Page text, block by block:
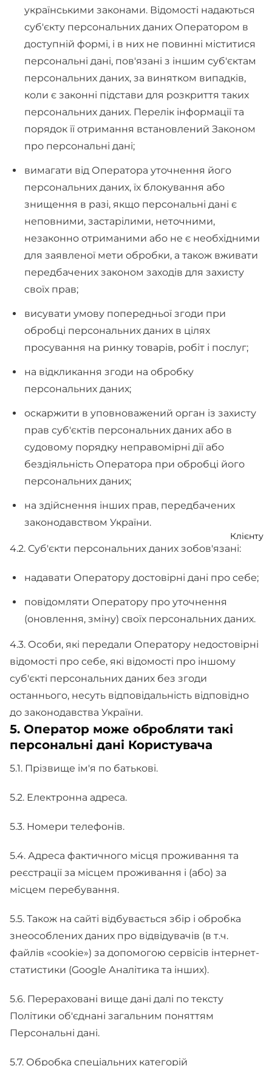
Клієнту
українськими законами. Відомості надаються
суб'єкту персональних даних Оператором в
доступній формі, і в них не повинні міститися
персональні дані, пов'язані з іншим суб'єктам
персональних даних, за винятком випадків,
коли є законні підстави для розкриття таких
персональних даних. Перелік інформації та
порядок її отримання встановлений Законом
про персональні дані;
вимагати від Оператора уточнення його
персональних даних, їх блокування або
знищення в разі, якщо персональні дані є
неповними, застарілими, неточними,
незаконно отриманими або не є необхідними
для заявленої мети обробки, а також вживати
передбачених законом заходів для захисту
своїх прав;
висувати умову попередньої згоди при
обробці персональних даних в цілях
просування на ринку товарів, робіт і послуг;
на відкликання згоди на обробку
персональних даних;
оскаржити в уповноважений орган із захисту
прав суб'єктів персональних даних або в
судовому порядку неправомірні дії або
бездіяльність Оператора при обробці його
персональних даних;
на здійснення інших прав, передбачених
законодавством України.
4.2. Суб'єкти персональних даних зобов'язані:
надавати Оператору достовірні дані про себе;
повідомляти Оператору про уточнення
(оновлення, зміну) своїх персональних даних.
4.3. Особи, які передали Оператору недостовірні
відомості про себе, які відомості про іншому
суб'єкті персональних даних без згоди
останнього, несуть відповідальність відповідно
до законодавства України.
5. Оператор може обробляти такі
персональні дані Користувача
5.1. Прізвище ім'я по батькові.
5.2. Електронна адреса.
5.3. Номери телефонів.
5.4. Адреса фактичного місця проживання та
реєстрації за місцем проживання і (або) за
місцем перебування.
5.5. Також на сайті відбувається збір і обробка
знеособлених даних про відвідувачів (в т.ч.
файлів «cookie») за допомогою сервісів інтернет-
статистики (Google Аналітика та інших).
5.6. Перераховані вище дані далі по тексту
Політики об'єднані загальним поняттям
Персональні дані.
5.7. Обробка спеціальних категорій